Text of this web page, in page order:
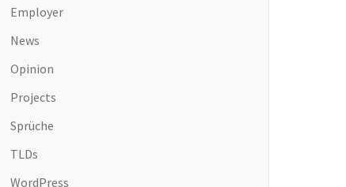
Employer
News
Opinion
Projects
Sprüche
TLDs
WordPress